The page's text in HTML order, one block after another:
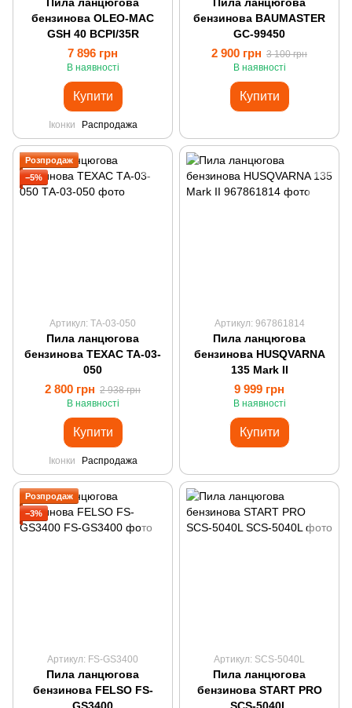
бензинова OLEO-MAC
GSH 40 BCPI/35R
7 896 грн
В наявності
Купити
Іконки Распродажа
бензинова BAUMASTER
GC-99450
2 900 грн 3 100 грн
В наявності
Купити
Розпродаж
−5%
Артикул: ТА-03-050
Пила ланцюгова
бензинова ТЕХАС ТА-03-
050
2 800 грн 2 938 грн
В наявності
Купити
Іконки Распродажа
Артикул: 967861814
Пила ланцюгова
бензинова HUSQVARNA
135 Mark II
9 999 грн
В наявності
Купити
Розпродаж
−3%
Артикул: FS-GS3400
Пила ланцюгова
бензинова FELSO FS-
Артикул: SCS-5040L
Пила ланцюгова
бензинова START PRO